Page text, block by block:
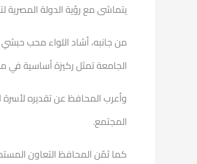
يتماشى مع رؤية الدولة المصرية
من جانبه، أشاد اللواء محب
الجامعة تمثل ركيزة أساسية في
وأعرب المحافظ عن تقديره لأسرة
المجتمع.
كما ثمّن المحافظ التعاون